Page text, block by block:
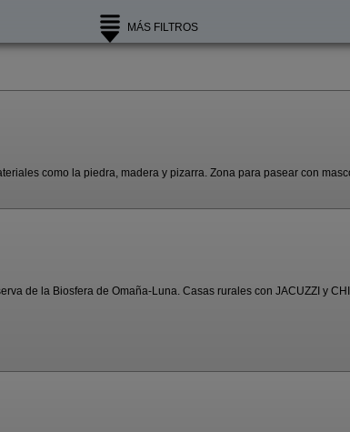
MÁS FILTROS
como la piedra, madera y pizarra. Zona para pasear con
de la Biosfera de Omaña-Luna. Casas rurales con JACUZZI y